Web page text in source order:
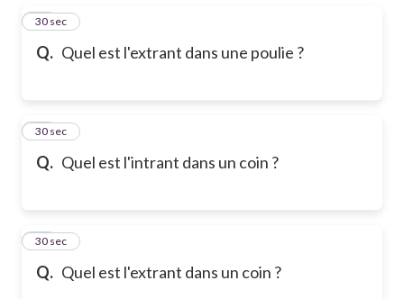
Q. Quel est l'extrant dans une poulie ?
15
30 sec
Q. Quel est l'intrant dans un coin ?
16
30 sec
Q. Quel est l'extrant dans un coin ?
17
30 sec